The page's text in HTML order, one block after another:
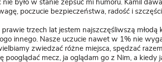
było w stanie zepsuć mi humoru. Kamil
poczucie bezpieczeństwa, radość i
prawie trzech lat jestem najszczęśliwszą młodą
innego. Nasze uczucie nawet w 1% nie
zwiedzać różne miejsca, spędzać
pooglądać mecz, ja oglądam go z Nim, a kiedy